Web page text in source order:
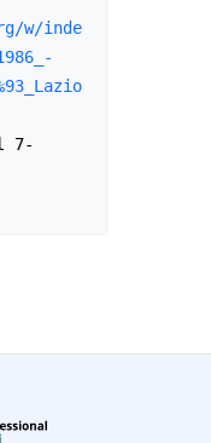
w/inde